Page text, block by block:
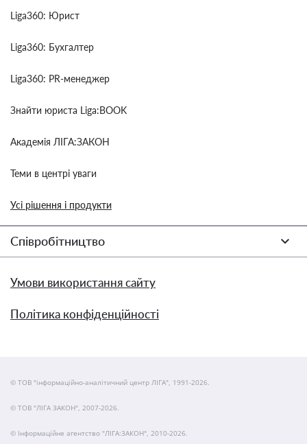
Liga360: Юрист
Liga360: Бухгалтер
Liga360: PR-менеджер
Знайти юриста Liga:BOOK
Академія ЛІГА:ЗАКОН
Теми в центрі уваги
Усі рішення і продукти
Співробітництво
Умови використання сайту
Політика конфіденційності
© ТОВ "інформаційно-аналітичний центр ЛІГА", 1991-2026.
© ТОВ "ЛІГА ЗАКОН", 2007-2026.
© Інформаційне агентство "ЛІГА:ЗАКОН", 2010-2026.